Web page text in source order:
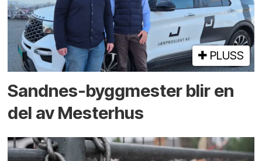
PLUSS
Sandnes-byggmester blir en
del av Mesterhus